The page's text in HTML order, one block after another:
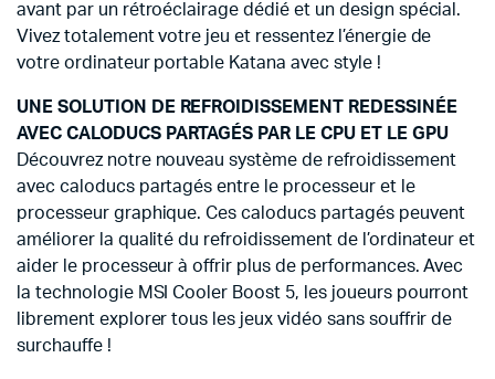
avant par un rétroéclairage dédié et un design spécial.
Vivez totalement votre jeu et ressentez l’énergie de
votre ordinateur portable Katana avec style !
UNE SOLUTION DE REFROIDISSEMENT REDESSINÉE
AVEC CALODUCS PARTAGÉS PAR LE CPU ET LE GPU
Découvrez notre nouveau système de refroidissement
avec caloducs partagés entre le processeur et le
processeur graphique. Ces caloducs partagés peuvent
améliorer la qualité du refroidissement de l’ordinateur et
aider le processeur à offrir plus de performances. Avec
la technologie MSI Cooler Boost 5, les joueurs pourront
librement explorer tous les jeux vidéo sans souffrir de
surchauffe !